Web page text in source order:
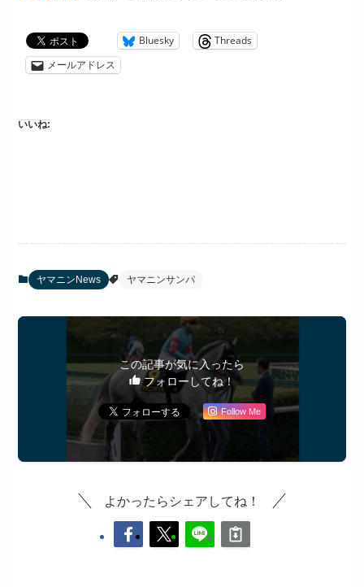
Bluesky
Threads
メールアドレス
いいね:
ヤマニンNews ヤマニンサンパ
この記事が気に入ったら
フォローしてね！
Follow Me
よかったらシェアしてね！